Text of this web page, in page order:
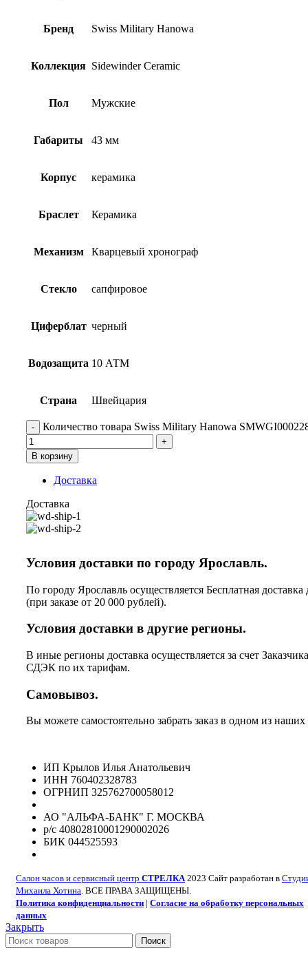
Бренд Swiss Military Hanowa
Коллекция Sidewinder Ceramic
Пол Мужские
Габариты 43 мм
Корпус керамика
Браслет Керамика
Механизм Кварцевый хронограф
Стекло сапфировое
Циферблат черный
Водозащита 10 АТМ
Страна Швейцария
Количество товара Swiss Military Hanowa
В корзину
Доставка
Доставка
Условия доставки по городу Ярославль.
По городу Ярославль осуществляется Бесплатная доставка
(при заказе от 20 000 рублей).
Условия доставки в другие регионы.
В иные регионы доставка осуществляется за счет
СДЭК по их тарифам.
Самовывоз.
Вы можете самостоятельно забрать заказ в одном из наших
ИП Крылов Илья Анатольевич
ИНН 760402328783
ОГРНИП 325762700058012
АО "АЛЬФА-БАНК" Г. МОСКВА
р/с 40802810001290002026
БИК 044525593
Салон часов и сервисный центр СТРЕЛКА 2023 Сайт разработан в
Михаила Хотина. ВСЕ ПРАВА ЗАЩИЩЕНЫ.
Политика конфиденциальности | Согласие на обработку персональных
данных
Закрыть
Поиск